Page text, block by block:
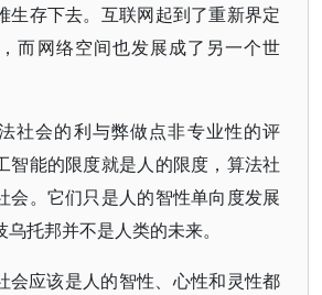
生存下去。互联网起到了重新界定
而网络空间也发展成了另一个世
社会的利与弊做点非专业性的评
智能的限度就是人的限度，算法社
会。它们只是人的智性单向度发展
托邦并不是人类的未来。
会应该是人的智性、心性和灵性都